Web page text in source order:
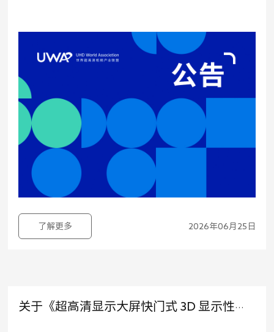
了解更多 2026年06月25日
关于《超高清显示大屏快门式 3D 显示性能评价规范》1 项团体标准立项及征集起草单位的公告